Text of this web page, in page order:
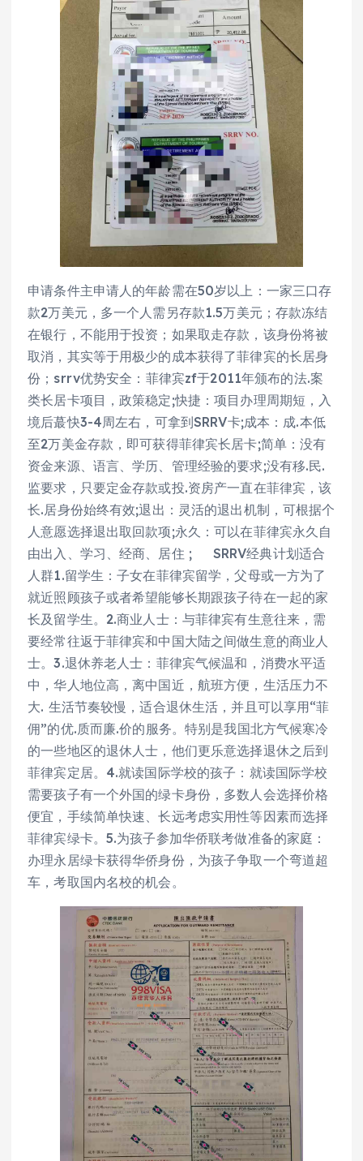
申请条件主申请人的年龄需在50岁以上：一家三口存
款2万美元，多一个人需另存款1.5万美元；存款冻结
在银行，不能用于投资；如果取走存款，该身份将被
取消，其实等于用极少的成本获得了菲律宾的长居身
份；srrv优势安全：菲律宾zf于2011年颁布的法.案
类长居卡项目，政策稳定;快捷：项目办理周期短，入
境后蕞快3-4周左右，可拿到SRRV卡;成本：成.本低
至2万美金存款，即可获得菲律宾长居卡;简单：没有
资金来源、语言、学历、管理经验的要求;没有移.民.
监要求，只要定金存款或投.资房产一直在菲律宾，该
长.居身份始终有效;退出：灵活的退出机制，可根据个
人意愿选择退出取回款项;永久：可以在菲律宾永久自
由出入、学习、经商、居住 ; SRRV经典计划适合
人群1.留学生：子女在菲律宾留学，父母或一方为了
就近照顾孩子或者希望能够长期跟孩子待在一起的家
长及留学生。2.商业人士：与菲律宾有生意往来，需
要经常往返于菲律宾和中国大陆之间做生意的商业人
士。3.退休养老人士：菲律宾气候温和，消费水平适
中，华人地位高，离中国近，航班方便，生活压力不
大. 生活节奏较慢，适合退休生活，并且可以享用“菲
佣”的优.质而廉.价的服务。特别是我国北方气候寒冷
的一些地区的退休人士，他们更乐意选择退休之后到
菲律宾定居。4.就读国际学校的孩子：就读国际学校
需要孩子有一个外国的绿卡身份，多数人会选择价格
便宜，手续简单快速、长远考虑实用性等因素而选择
菲律宾绿卡。5.为孩子参加华侨联考做准备的家庭：
办理永居绿卡获得华侨身份，为孩子争取一个弯道超
车，考取国内名校的机会。